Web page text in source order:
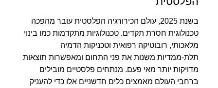
בשנת 2025, עולם הכירורגיה הפלסטית עובר מהפכה
טכנולוגית חסרת תקדים. טכנולוגיות מתקדמות כמו בינוי
מלאכותי, רובוטיקה רפואית וטכניקות הדמיה
תלת-ממדיות משנות את פני התחום ומאפשרות תוצאות
מדויקות יותר מאי פעם. מנתחים פלסטיים מובילים
ברחבי העולם מאמצים כלים חדשניים אלו כדי להעניק